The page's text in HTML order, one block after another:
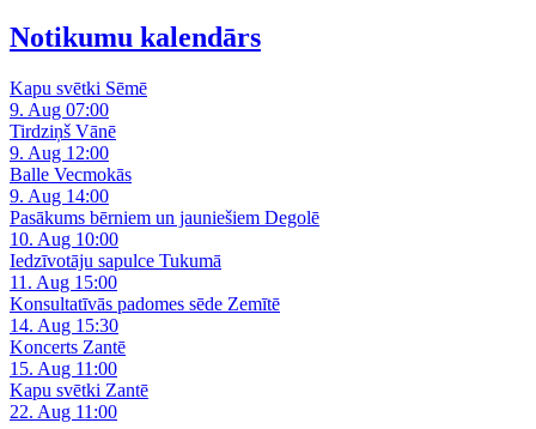
Notikumu kalendārs
Kapu svētki Sēmē
9. Aug 07:00
Tirdziņš Vānē
9. Aug 12:00
Balle Vecmokās
9. Aug 14:00
Pasākums bērniem un jauniešiem Degolē
10. Aug 10:00
Iedzīvotāju sapulce Tukumā
11. Aug 15:00
Konsultatīvās padomes sēde Zemītē
14. Aug 15:30
Koncerts Zantē
15. Aug 11:00
Kapu svētki Zantē
22. Aug 11:00